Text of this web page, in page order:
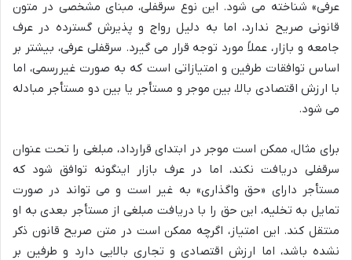
عرفی» شناخته می شود. این نوع سرقفلی، مبنای مشخصی در متون
قانونی صریح ندارد، اما به دلیل رواج و پذیرش گسترده در عرف
جامعه و بازار، عملاً مورد توجه قرار می گیرد. سرقفلی عرفی، بیشتر بر
اساس توافقات طرفین و امتیازاتی است که به صورت غیررسمی، اما
با ارزش اقتصادی بالا، بین موجر و مستأجر یا بین دو مستأجر مبادله
می شود.
برای مثال، ممکن است موجر در ابتدای قرارداد، مبلغی را تحت عنوان
سرقفلی دریافت نکند، اما در عرف بازار اینگونه توافق شود که
مستأجر دارای «حق واگذاری» به غیر است و می تواند در صورت
تمایل به تخلیه، این حق را با دریافت مبلغی از مستأجر بعدی به او
منتقل کند. این امتیاز، اگرچه ممکن است در متن صریح قانون ذکر
نشده باشد، اما ارزش اقتصادی و تجاری بالایی دارد و طرفین بر